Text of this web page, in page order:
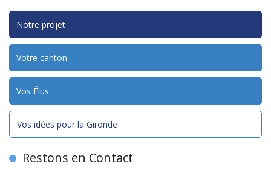
Notre projet
Votre canton
Vos Élus
Vos idées pour la Gironde
Restons en Contact